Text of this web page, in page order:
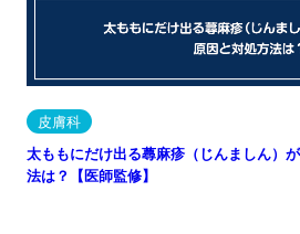
皮膚科
太ももにだけ出る蕁麻疹（じんましん）
法は？【医師監修】